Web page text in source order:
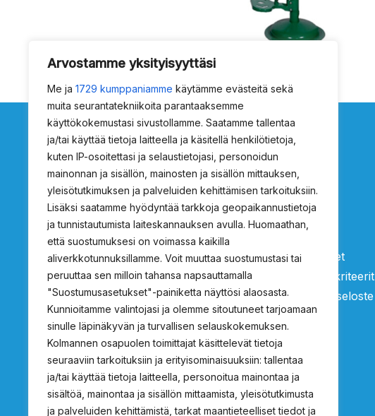
Arvostamme yksityisyyttäsi
Me ja 1729 kumppaniamme käytämme evästeitä sekä
muita seurantatekniikoita parantaaksemme
käyttökokemustasi sivustollamme. Saatamme tallentaa
ja/tai käyttää tietoja laitteella ja käsitellä henkilötietoja,
kuten IP-osoitettasi ja selaustietojasi, personoidun
mainonnan ja sisällön, mainosten ja sisällön mittauksen,
yleisötutkimuksen ja palveluiden kehittämisen tarkoituksiin.
Lisäksi saatamme hyödyntää tarkkoja geopaikannustietoja
ja tunnistautumista laiteskannauksen avulla. Huomaathan,
että suostumuksesi on voimassa kaikilla
aliverkkotunnuksillamme. Voit muuttaa suostumustasi tai
peruuttaa sen milloin tahansa napsauttamalla
"Suostumusasetukset"-painiketta näyttösi alaosasta.
Kunnioitamme valintojasi ja olemme sitoutuneet tarjoamaan
sinulle läpinäkyvän ja turvallisen selauskokemuksen.
Kolmannen osapuolen toimittajat käsittelevät tietoja
seuraaviin tarkoituksiin ja erityisominaisuuksiin: tallentaa
ja/tai käyttää tietoja laitteella, personoitua mainontaa ja
sisältöä, mainontaa ja sisällön mittaamista, yleisötutkimusta
ja palveluiden kehittämistä, tarkat maantieteelliset tiedot ja
ProSafety
Osoite c/o Projecta Oy
Lukkosepänkatu 14
20320 Turku
info@prosafety.fi
Tietoja
Tietoa ProSafetystä
Tarjouspyyntö
Standardin vaatimukset
Hätäsuihkujen valintakriteerit
Rekisteri- ja tietosuojaseloste
Ota yhteyttä